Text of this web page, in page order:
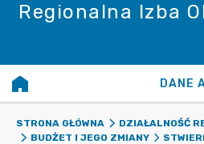
Regionalna Izba
DANE
STRONA GŁÓWNA DZIAŁALNOŚĆ
BUDŻET I JEGO ZMIANY